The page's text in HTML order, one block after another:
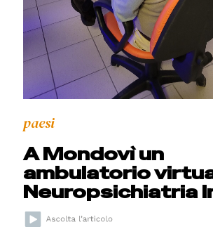
paesi
A Mondovì un
ambulatorio
Neuropsichiatria